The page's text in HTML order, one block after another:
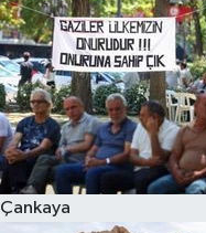
Çankaya